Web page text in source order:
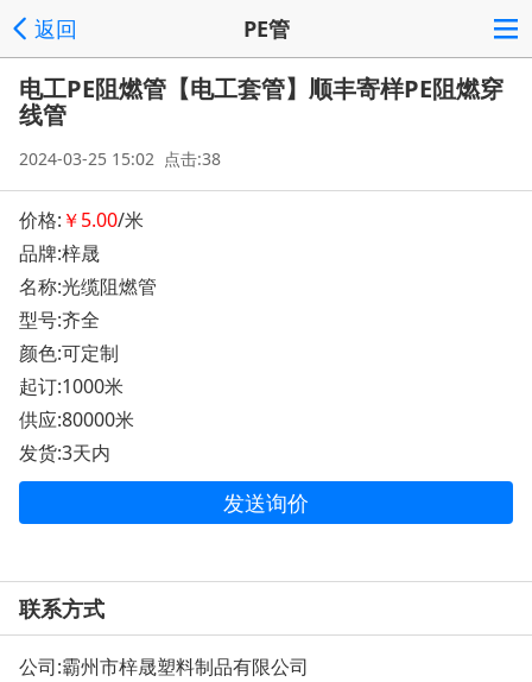
返回 PE管
电工PE阻燃管【电工套管】顺丰寄样PE阻燃穿
线管
2024-03-25 15:02 点击:38
价格: ￥5.00/米
品牌:梓晟
名称:光缆阻燃管
型号:齐全
颜色:可定制
起订:1000米
供应:80000米
发货:3天内
发送询价
联系方式
公司:霸州市梓晟塑料制品有限公司